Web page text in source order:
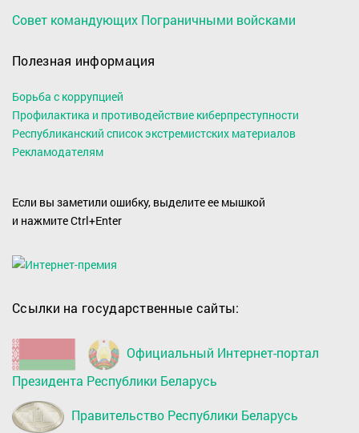
Совет командующих Пограничными войсками
Полезная информация
Борьба с коррупцией
Профилактика и противодействие киберпреступности
Республиканский список экстремистских материалов
Рекламодателям
Если вы заметили ошибку, выделите ее мышкой
и нажмите Ctrl+Enter
Ссылки на государственные сайты:
Официальный Интернет-портал
Президента Республики Беларусь
Правительство Республики Беларусь